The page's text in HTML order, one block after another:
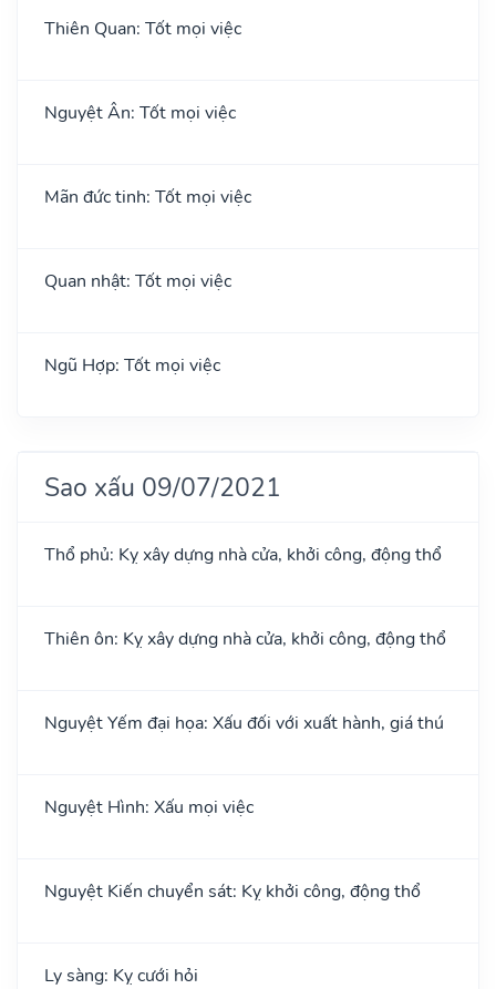
Thiên Quan: Tốt mọi việc
Nguyệt Ân: Tốt mọi việc
Mãn đức tinh: Tốt mọi việc
Quan nhật: Tốt mọi việc
Ngũ Hợp: Tốt mọi việc
Sao xấu 09/07/2021
Thổ phủ: Kỵ xây dựng nhà cửa, khởi công, động thổ
Thiên ôn: Kỵ xây dựng nhà cửa, khởi công, động thổ
Nguyệt Yếm đại họa: Xấu đối với xuất hành, giá thú
Nguyệt Hình: Xấu mọi việc
Nguyệt Kiến chuyển sát: Kỵ khởi công, động thổ
Ly sàng: Kỵ cưới hỏi